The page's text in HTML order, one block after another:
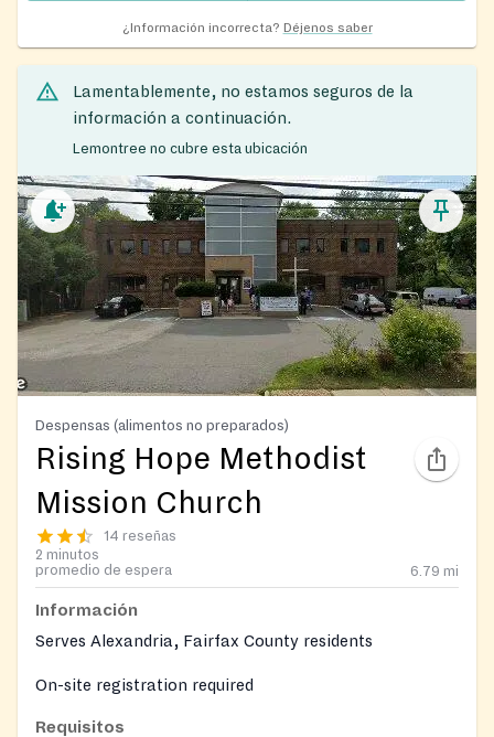
¿Información incorrecta? Déjenos saber
Lamentablemente, no estamos seguros de la
información a continuación.
Lemontree no cubre esta ubicación
Despensas (alimentos no preparados)
Rising Hope Methodist
Mission Church
14 reseñas
2 minutos
promedio de espera
6.79 mi
Información
Serves Alexandria, Fairfax County residents
On-site registration required
Requisitos